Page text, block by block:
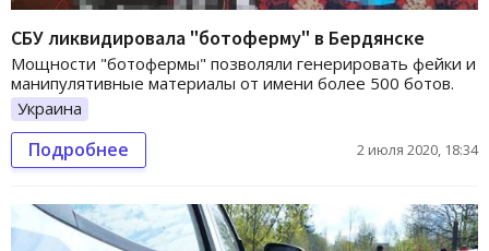
СБУ ликвидировала "ботоферму" в Бердянске
Мощности "ботофермы" позволяли генерировать фейки и
манипулятивные материалы от имени более 500 ботов.
Украина
Подробнее 2 июля 2020, 18:34